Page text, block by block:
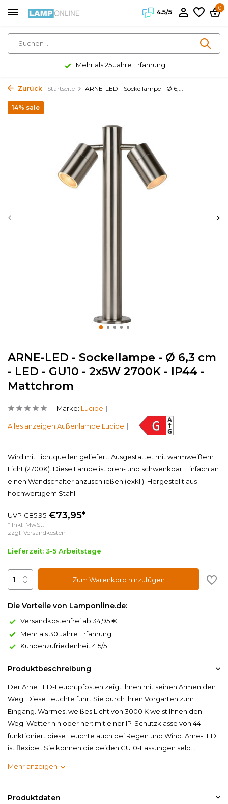
4.5/5
0
Mehr als 25 Jahre Erfahrung
Zurück Startseite ARNE-LED - Sockellampe - Ø 6,...
ARNE-LED - Sockellampe - Ø 6,3 cm
- LED - GU10 - 2x5W 2700K - IP44 -
Mattchrom
14% sale
Marke: Lucide
Alles anzeigen Außenlampe Lucide
Wird mit Lichtquellen geliefert. Ausgestattet mit warmweißem
Licht (2700K). Diese Lampe ist dreh- und schwenkbar. Einfach an
einen Wandschalter anzuschließen (exkl.). Hergestellt aus
hochwertigem Stahl
UVP €85,95 €73,95*
* Inkl. MwSt.
zzgl. Versandkosten
Lieferzeit: 3-5 Arbeitstage
Zum Warenkorb hinzufügen
Die Vorteile von Lamponline.de:
Versandkostenfrei ab 34,95 €
Mehr als 30 Jahre Erfahrung
Kundenzufriedenheit 4.5/5
Produktbeschreibung
Der Arne LED-Leuchtpfosten zeigt Ihnen mit seinen Armen den
Weg. Diese Leuchte führt Sie durch Ihren Vorgarten zum
Eingang. Warmes, weißes Licht von 3000 K weist Ihnen den
Weg. Wetter hin oder her: mit einer IP-Schutzklasse von 44
funktioniert diese Leuchte auch bei Regen und Wind. Arne-LED
ist flexibel. Sie können die beiden GU10-Fassungen selb...
Mehr anzeigen
Produktdaten